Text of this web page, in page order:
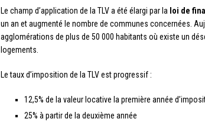
Le champ d’application de la TLV a été élargi par la loi de
un an et augmenté le nombre de communes concernées.
agglomérations de plus de 50 000 habitants où existe un
logements.
Le taux d’imposition de la TLV est progressif :
12,5% de la valeur locative la première année
25% à partir de la deuxième année